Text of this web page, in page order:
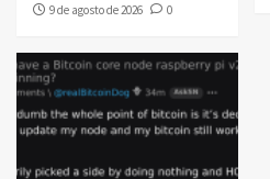
9 de agosto de 2026
0